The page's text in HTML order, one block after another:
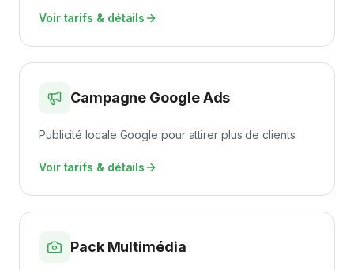
Voir tarifs & détails
Campagne Google Ads
Publicité locale Google pour attirer plus de clients
Voir tarifs & détails
Pack Multimédia